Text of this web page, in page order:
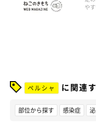
や
ペルシャ に関連
部位から探す 感染症